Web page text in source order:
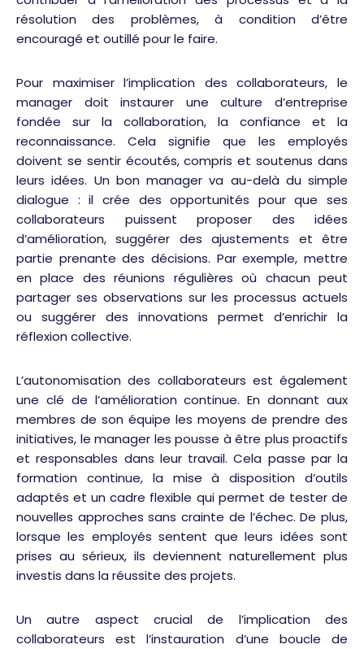
résolution des problèmes, à condition d’être
encouragé et outillé pour le faire.
Pour maximiser l’implication des collaborateurs, le
manager doit instaurer une culture d’entreprise
fondée sur la collaboration, la confiance et la
reconnaissance. Cela signifie que les employés
doivent se sentir écoutés, compris et soutenus dans
leurs idées. Un bon manager va au-delà du simple
dialogue : il crée des opportunités pour que ses
collaborateurs puissent proposer des idées
d’amélioration, suggérer des ajustements et être
partie prenante des décisions. Par exemple, mettre
en place des réunions régulières où chacun peut
partager ses observations sur les processus actuels
ou suggérer des innovations permet d’enrichir la
réflexion collective.
L’autonomisation des collaborateurs est également
une clé de l’amélioration continue. En donnant aux
membres de son équipe les moyens de prendre des
initiatives, le manager les pousse à être plus proactifs
et responsables dans leur travail. Cela passe par la
formation continue, la mise à disposition d’outils
adaptés et un cadre flexible qui permet de tester de
nouvelles approches sans crainte de l’échec. De plus,
lorsque les employés sentent que leurs idées sont
prises au sérieux, ils deviennent naturellement plus
investis dans la réussite des projets.
Un autre aspect crucial de l’implication des
collaborateurs est l’instauration d’une boucle de